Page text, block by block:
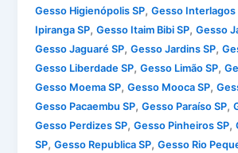
Gesso Higienópolis SP,Gesso Interlagos
Ipiranga SP,Gesso Itaim Bibi SP,Gesso
Gesso Jaguaré SP,Gesso Jardins SP,
Gesso Liberdade SP,Gesso Limão SP,
Gesso Moema SP,Gesso Mooca SP,
Gesso Pacaembu SP,Gesso Paraíso SP,
Gesso Perdizes SP,Gesso Pinheiros SP,
SP,Gesso Republica SP,Gesso Rio